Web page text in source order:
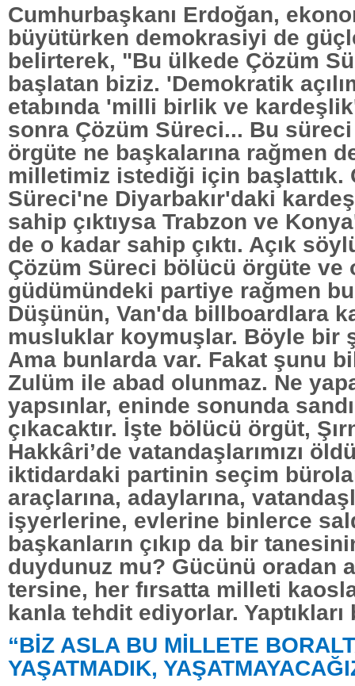
Cumhurbaşkanı Erdoğan,
büyütürken demokrasiyi de
belirterek, "Bu ülkede Çözüm
başlatan biziz. 'Demokratik
etabında 'milli birlik ve
sonra Çözüm Süreci... Bu
örgüte ne başkalarına rağmen
milletimiz istediği için başlattık.
Süreci'ne Diyarbakır'daki
sahip çıktıysa Trabzon ve
de o kadar sahip çıktı. Açık
Çözüm Süreci bölücü örgüte ve
güdümündeki partiye rağmen
Düşünün, Van'da billboardlara
musluklar koymuşlar. Böyle bir
Ama bunlarda var. Fakat şunu
Zulüm ile abad olunmaz. Ne
yapsınlar, eninde sonunda
çıkacaktır. İşte bölücü örgüt,
Hakkâri’de vatandaşlarımızı
iktidardaki partinin seçim
araçlarına, adaylarına,
işyerlerine, evlerine binlerce
başkanların çıkıp da bir tanesinin
duydunuz mu? Gücünü oradan
tersine, her fırsatta milleti
kanla tehdit ediyorlar.
“BİZ ASLA BU MİLLETE
YAŞATMADIK,